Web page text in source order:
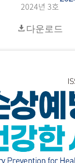
2024년 3호
다운로드